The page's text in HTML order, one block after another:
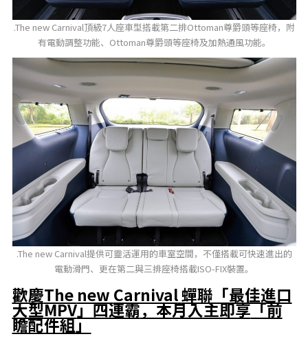
.The new Carnival頂級7人座車型搭載第二排Ottoman尊爵頭等座椅，附
有電動調整功能、Ottoman尊爵頭等座椅及加熱通風功能。
.The new Carnival提供可靈活運用的車室空間，不僅搭載可快速進出的
電動滑門、更在第二與三排座椅搭載ISO-FIX裝置。
歡慶The new Carnival蟬聯「最佳進口
大型MPV」四連霸，本月入主即享「前
瞻配件組」